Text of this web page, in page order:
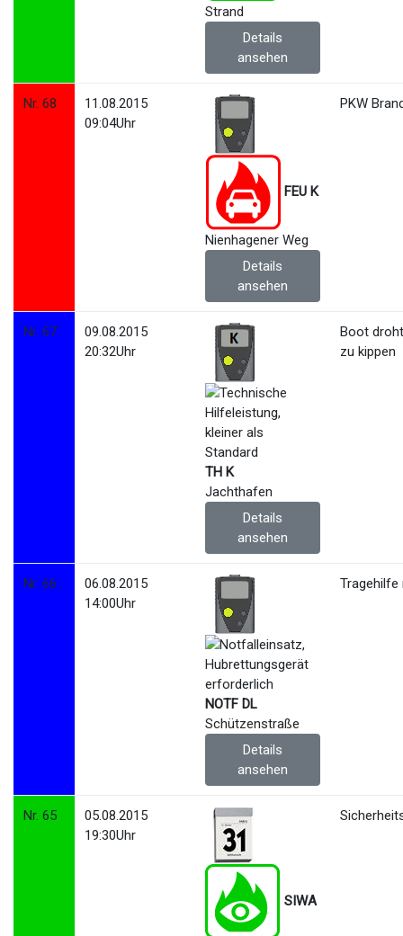
Strand
Details
ansehen
Nr. 68
11.08.2015
09:04Uhr
FEU K
Nienhagener Weg
Details
ansehen
PKW
Nr. 67
09.08.2015
20:32Uhr
TH K
Jachthafen
Details
ansehen
Boot
zu kippen
Nr. 66
06.08.2015
14:00Uhr
NOTF DL
Schützenstraße
Details
ansehen
Tragehilfe
Nr. 65
05.08.2015
19:30Uhr
SIWA